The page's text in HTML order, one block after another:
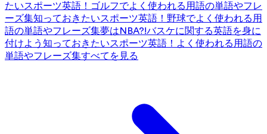
たいスポーツ英語！ゴルフでよく使われる用語の単語やフレ
ーズ集知っておきたいスポーツ英語！野球でよく使われる用
語の単語やフレーズ集夢はNBA?!バスケに関する英語を身に
付けよう 知っておきたいスポーツ英語！よく使われる用語の
単語やフレーズ集すべてを見る